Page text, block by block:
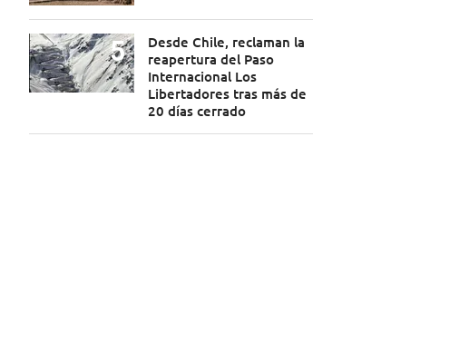
Desde Chile, reclaman la
reapertura del Paso
Internacional Los
Libertadores tras más de
20 días cerrado